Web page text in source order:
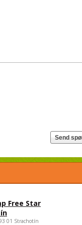
Free Star
01 Strachotín